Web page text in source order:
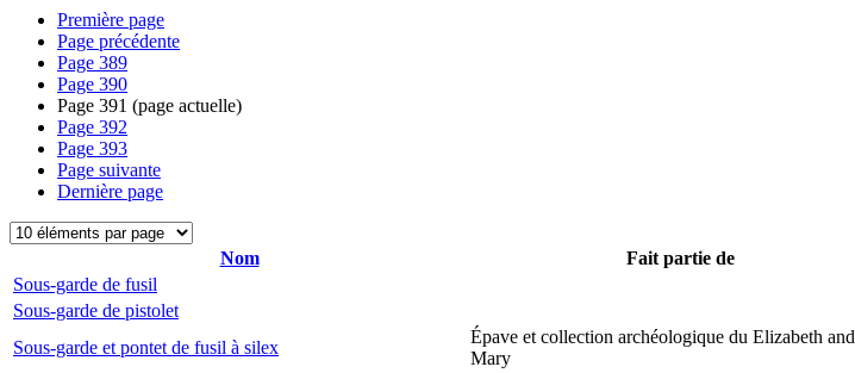
Première page
Page précédente
Page 389
Page 390
Page 391 (page actuelle)
Page 392
Page 393
Page suivante
Dernière page
Nom Fait partie de
Sous-garde de fusil
Sous-garde de pistolet
Sous-garde et pontet de fusil à silex
Épave et collection archéologique du Elizabeth and
Mary